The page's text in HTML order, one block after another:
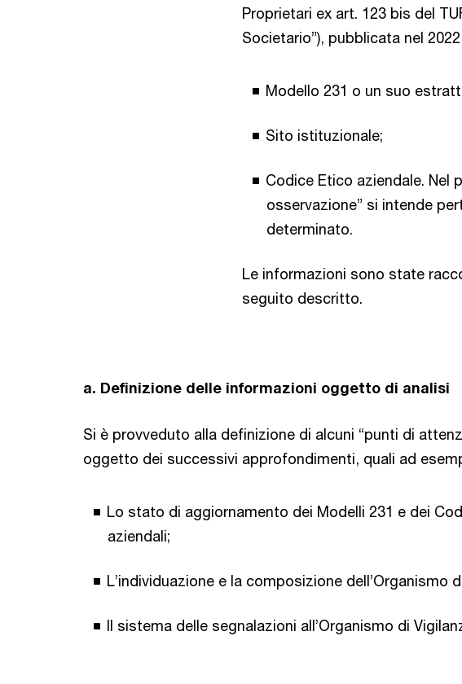
Proprietari ex art. 123 bis del
Societario”), pubblicata nel
Modello 231 o un suo
Sito istituzionale;
Codice Etico aziendale. Nel
osservazione” si intende
determinato.
Le informazioni sono state
seguito descritto.
a. Definizione delle informazioni oggetto di analisi
Si è provveduto alla definizione di alcuni “punti di
oggetto dei successivi approfondimenti, quali ad
Lo stato di aggiornamento dei Modelli 231 e dei
aziendali;
L’individuazione e la composizione dell’Organismo
Il sistema delle segnalazioni all’Organismo di